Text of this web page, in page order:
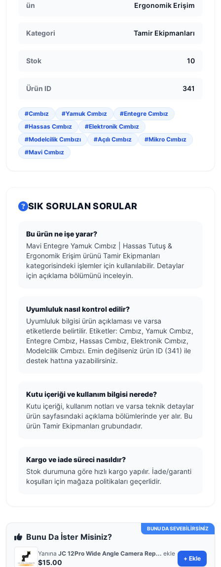
ün Ergonomik Erişim
Kategori Tamir Ekipmanları
Stok 10
Ürün ID 341
#Cımbız #Yamuk Cımbız
#Entegre Cımbız
#Hassas Cımbız
#Elektronik Cımbız
#Modelcilik Cımbızı
#Açılı Cımbız
#Mikro Cımbız
#Mavi Cımbız
SIK SORULAN SORULAR
Bu ürün ne işe yarar?
Mavi Entegre Yamuk Cımbız | Hassas Tutuş &
Ergonomik Erişim ürünü Tamir Ekipmanları
kategorisindeki işlemler için kullanılabilir. Detaylar
için açıklama bölümünü inceleyin.
Uyumluluk nasıl kontrol edilir?
Uyumluluk bilgisi ürün açıklaması ve varsa
etiketlerde belirtilir. Etiketler: Cımbız, Yamuk Cımbız,
Entegre Cımbız, Hassas Cımbız, Elektronik Cımbız,
Modelcilik Cımbızı. Emin değilseniz ürün ID (341) ile
destek hattına yazabilirsiniz.
Kutu içeriği ve kullanım bilgisi nerede?
Kutu içeriği, kullanım notları ve varsa teknik detaylar
ürün sayfasındaki açıklama bölümlerinde yer alır. Bu
ürün Tamir Ekipmanları grubundadır.
Kargo ve iade süreci nasıldır?
Stok durumuna göre hızlı kargo yapılır. İade/garanti
koşulları için mağaza politikaları geçerlidir.
BUNU DA SEVEBİLİRSİNİZ
Bunu Da İster Misiniz?
Yanına JC 12Pro Wide Angle Camera Rep... ekle
$15.00 + Ekle